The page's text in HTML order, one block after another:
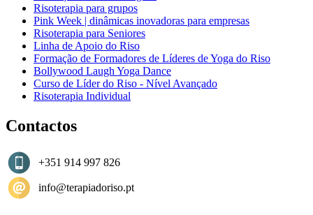
Risoterapia para grupos
Pink Week | dinâmicas inovadoras para empresas
Risoterapia para Seniores
Linha de Apoio do Riso
Formação de Formadores de Líderes de Yoga do Riso
Bollywood Laugh Yoga Dance
Curso de Líder do Riso - Nível Avançado
Risoterapia Individual
Contactos
+351 914 997 826
info@terapiadoriso.pt